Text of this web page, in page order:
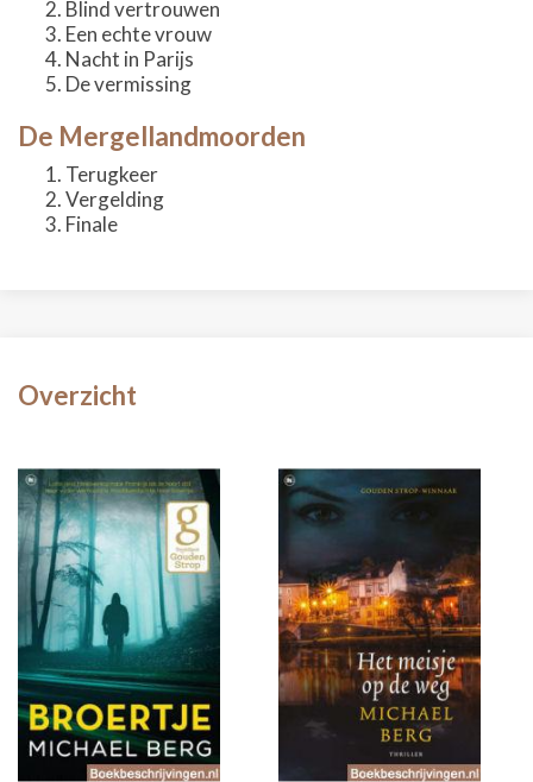
Blind vertrouwen
Een echte vrouw
Nacht in Parijs
De vermissing
De Mergellandmoorden
Terugkeer
Vergelding
Finale
Overzicht